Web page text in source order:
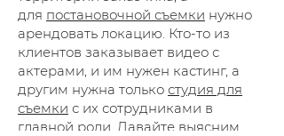
для постановочной съемки нужно
арендовать локацию. Кто-то из
клиентов заказывает видео с
актерами, и им нужен кастинг, а
другим нужна только студия для
съемки с их сотрудниками в
главной роли. Давайте выясним,